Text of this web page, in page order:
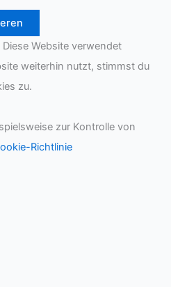
Website verwendet
weiterhin nutzt, stimmst du
zu.
zur Kontrolle von
Richtlinie